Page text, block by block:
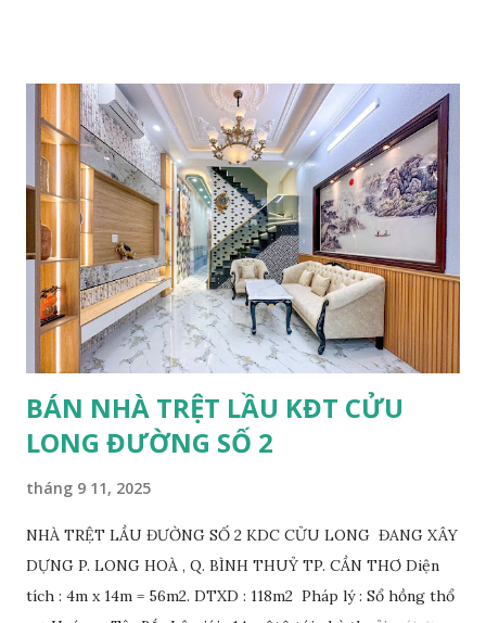
9x14=126m2 ODT. HƯỚNG: Tây Bắc . LỘ GIỚI: Lộ nhựa
15.5m, lề mỗi bên 4m PHÁP LÝ: Tái định cư, biên bản bàn
giao, không nợ CSHT, mua bán trực tiếp với chủ gốc. VỊ TRÍ:
Đường số 2, thông đường Làng Hoa, đường Trần Bạch Đằng,
KDC 12ha8, tiền năng tương lai thông qua Đại Học Y Dược.
GIÁ BÁN 1 nền: 1.650.000.000 VND THƯƠNG LƯỢNG. LIÊN
HỆ: 0868250359 găp Nam, Zalo 0932959131 gặp Tùng xem
nền.
BÁN NHÀ TRỆT LẦU KĐT CỬU
LONG ĐƯỜNG SỐ 2
tháng 9 11, 2025
NHÀ TRỆT LẦU ĐƯỜNG SỐ 2 KDC CỬU LONG ĐANG XÂY
DỰNG P. LONG HOÀ , Q. BÌNH THUỶ TP. CẦN THƠ Diện
tích : 4m x 14m = 56m2. DTXD : 118m2 Pháp lý : Sổ hồng thổ